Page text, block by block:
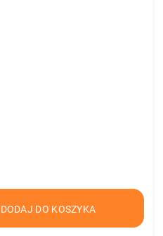
DODAJ DO KOSZYKA